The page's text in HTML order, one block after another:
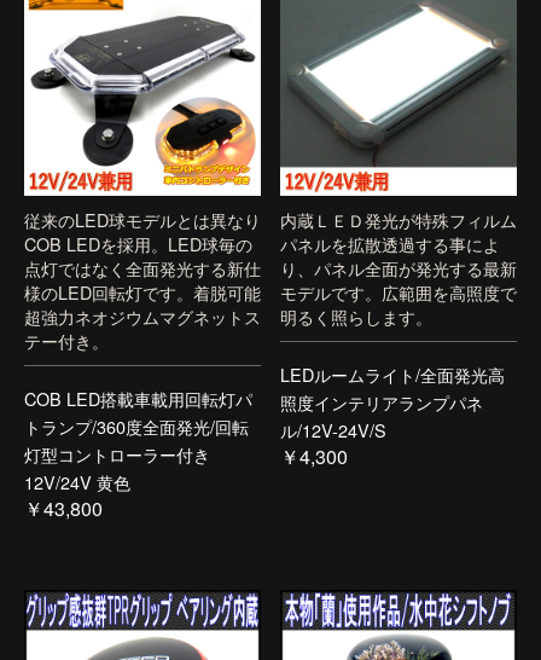
従来のLED球モデルとは異なり
COB LEDを採用。LED球毎の
点灯ではなく全面発光する新仕
様のLED回転灯です。着脱可能
超強力ネオジウムマグネットス
テー付き。
COB LED搭載車載用回転灯パ
トランプ/360度全面発光/回転
灯型コントローラー付き
12V/24V 黄色
￥43,800
内蔵ＬＥＤ発光が特殊フィルム
パネルを拡散透過する事によ
り、パネル全面が発光する最新
モデルです。広範囲を高照度で
明るく照らします。
LEDルームライト/全面発光高
照度インテリアランプパネ
ル/12V-24V/S
￥4,300